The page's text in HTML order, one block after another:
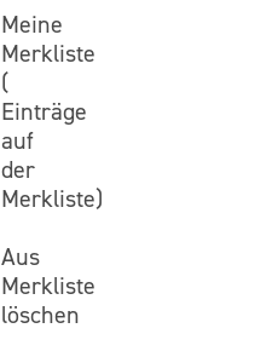
Meine
Merkliste
(
Einträge
auf
der
Merkliste)
Aus
Merkliste
löschen